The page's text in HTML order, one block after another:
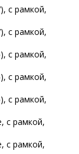
с рамкой,
с рамкой,
с рамкой,
с рамкой,
с рамкой,
с рамкой,
с рамкой,